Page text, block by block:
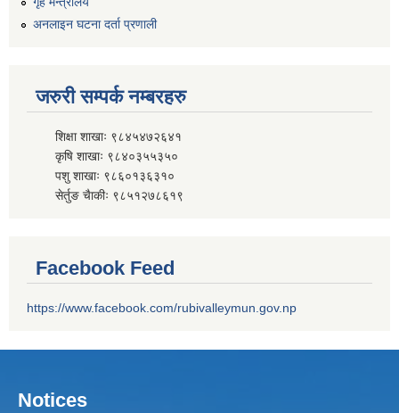
अनलाइन घटना दर्ता प्रणाली
जरुरी सम्पर्क नम्बरहरु
शिक्षा शाखाः ९८४५४७२६४१
कृषि शाखाः ९८४०३५५३५०
पशु शाखाः ९८६०१३६३१०
सेर्तुङ चैाकीः ९८५१२७८६१९
Facebook Feed
https://www.facebook.com/rubivalleymun.gov.np
Notices